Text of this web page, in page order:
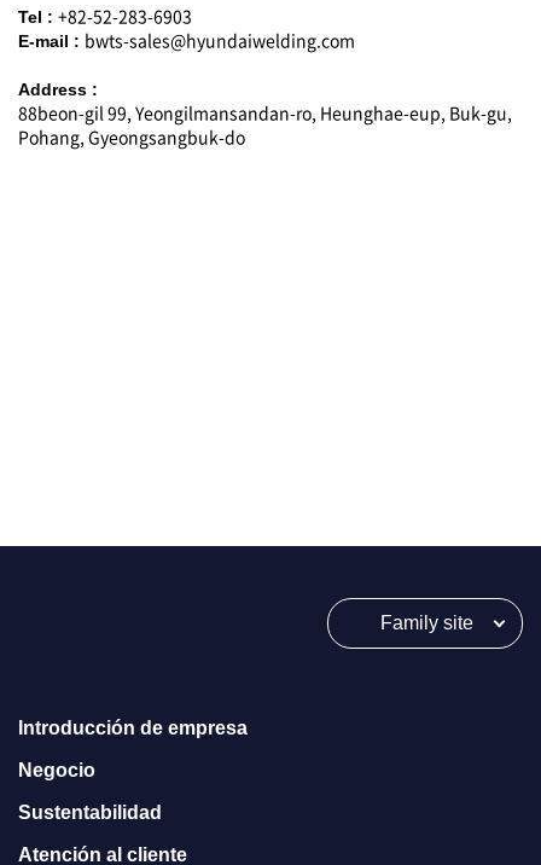
Tel :+82-52-283-6903
E-mail : bwts-sales@hyundaiwelding.com
Address :
88beon-gil 99, Yeongilmansandan-ro, Heunghae-eup, Buk-gu,
Pohang, Gyeongsangbuk-do
Family site
Introducción de empresa
Negocio
Sustentabilidad
Atención al cliente